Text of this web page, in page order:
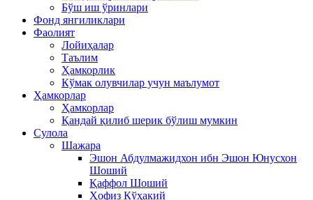
Бўш иш ўринлари
Фонд янгиликлари
Фаолият
Лойиҳалар
Таълим
Ҳамкорлик
Кўмак олувчилар учун маълумот
Ҳамкорлар
Ҳамкорлар
Қандай қилиб шерик бўлиш мумкин
Сулола
Шажара
Эшон Абдулмажидхон ибн Эшон Юнусхон
Шоший
Қаффол Шоший
Ҳофиз Кўҳакий